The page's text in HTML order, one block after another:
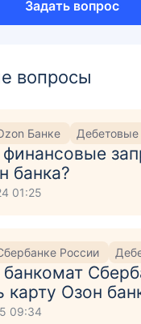
Задать вопрос
вопросы
Банке Дебетовые
финансовые
банка?
01:25
России
банкомат
карту Озон
09:34